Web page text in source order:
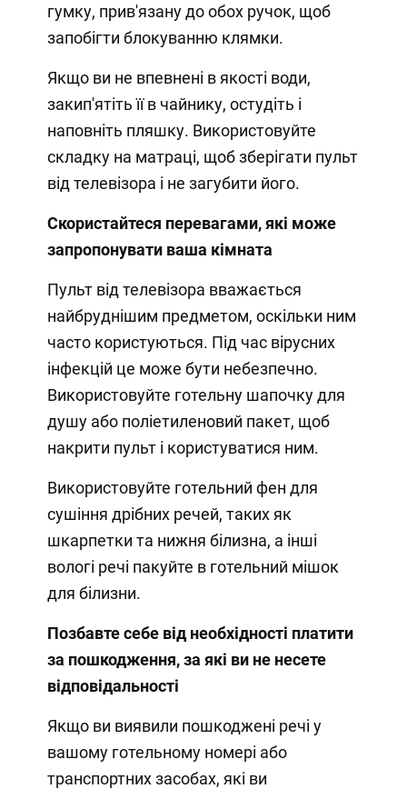
гумку, прив'язану до обох ручок, щоб
запобігти блокуванню клямки.
Якщо ви не впевнені в якості води,
закип'ятіть її в чайнику, остудіть і
наповніть пляшку. Використовуйте
складку на матраці, щоб зберігати пульт
від телевізора і не загубити його.
Скористайтеся перевагами, які може
запропонувати ваша кімната
Пульт від телевізора вважається
найбруднішим предметом, оскільки ним
часто користуються. Під час вірусних
інфекцій це може бути небезпечно.
Використовуйте готельну шапочку для
душу або поліетиленовий пакет, щоб
накрити пульт і користуватися ним.
Використовуйте готельний фен для
сушіння дрібних речей, таких як
шкарпетки та нижня білизна, а інші
вологі речі пакуйте в готельний мішок
для білизни.
Позбавте себе від необхідності платити
за пошкодження, за які ви не несете
відповідальності
Якщо ви виявили пошкоджені речі у
вашому готельному номері або
транспортних засобах, які ви